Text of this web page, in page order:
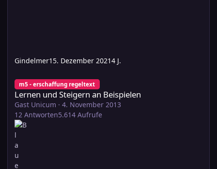
Gindelmer15. Dezember 20214 J.
m5 - erschaffung regeltext
Lernen und Steigern an Beispielen
Gast Unicum · 4. November 2013
12 Antworten5.614 Aufrufe